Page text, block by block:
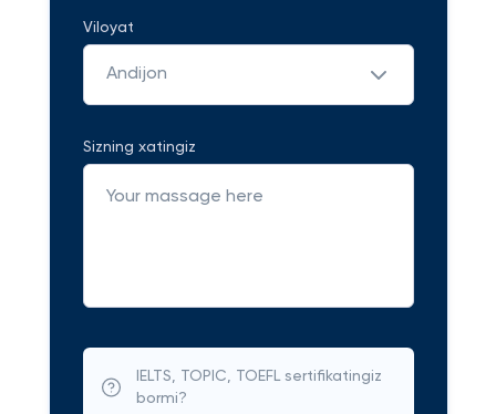
Viloyat
Andijon
Sizning xatingiz
IELTS, TOPIC, TOEFL sertifikatingiz
bormi?